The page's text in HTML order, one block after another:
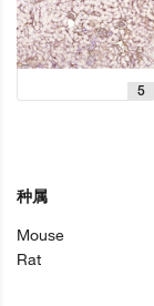
5
种属
Mouse
Rat